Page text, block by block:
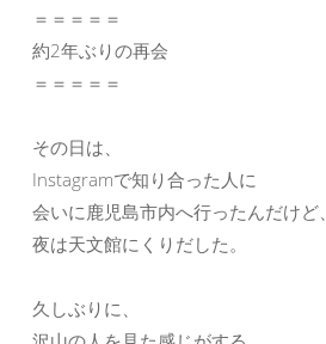
＝＝＝＝＝
約2年ぶりの再会
＝＝＝＝＝
その日は、
Instagramで知り合った人に
会いに鹿児島市内へ行ったんだけど、
夜は天文館にくりだした。
久しぶりに、